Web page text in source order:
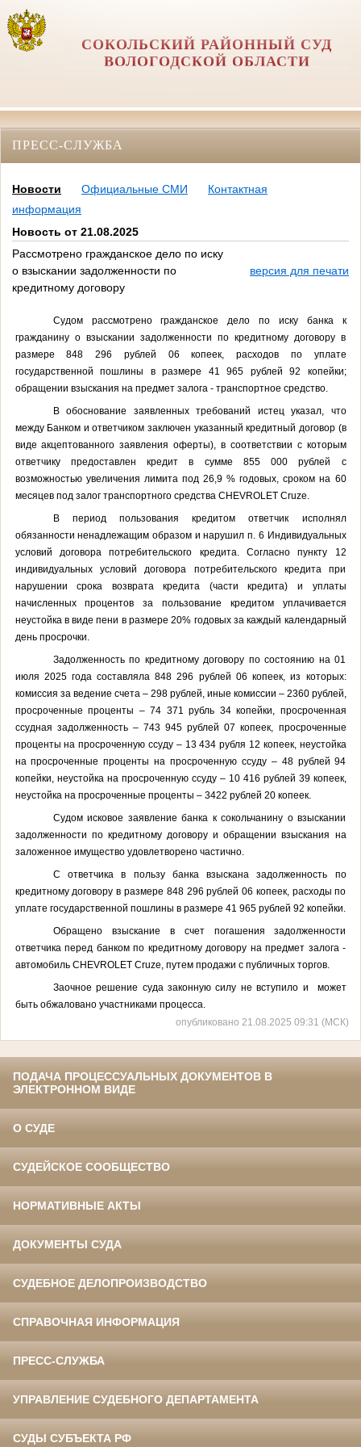
СОКОЛЬСКИЙ РАЙОННЫЙ СУД
ВОЛОГОДСКОЙ ОБЛАСТИ
ПРЕСС-СЛУЖБА
Новости Официальные СМИ
Контактная
информация
Новость от 21.08.2025
Рассмотрено гражданское дело по иску
о взыскании задолженности по
кредитному договору
версия для печати
Судом рассмотрено гражданское дело по иску банка к
гражданину о взыскании задолженности по кредитному договору в
размере 848 296 рублей 06 копеек, расходов по уплате
государственной пошлины в размере 41 965 рублей 92 копейки;
обращении взыскания на предмет залога - транспортное средство.
В обоснование заявленных требований истец указал, что
между Банком и ответчиком заключен указанный кредитный договор (в
виде акцептованного заявления оферты), в соответствии с которым
ответчику предоставлен кредит в сумме 855 000 рублей с
возможностью увеличения лимита под 26,9 % годовых, сроком на 60
месяцев под залог транспортного средства CHEVROLETСruze
В период пользования кредитом ответчик исполнял
обязанности ненадлежащим образом и нарушил п. 6 Индивидуальных
условий договора потребительского кредита. Согласно пункту 12
индивидуальных условий договора потребительского кредита при
нарушении срока возврата кредита (части кредита) и уплаты
начисленных процентов за пользование кредитом уплачивается
неустойка в виде пени в размере 20% годовых за каждый календарный
день просрочки.
Задолженность по кредитному договору по состоянию на 01
июля 2025 года составляла 848 296 рублей 06 копеек, из которых:
комиссия за ведение счета – 298 рублей, иные комиссии – 2360 рублей,
просроченные проценты – 74 371 рубль 34 копейки, просроченная
ссудная задолженность – 743 945 рублей 07 копеек, просроченные
проценты на просроченную ссуду – 13 434 рубля 12 копеек, неустойка
на просроченные проценты на просроченную ссуду – 48 рублей 94
копейки, неустойка на просроченную ссуду – 10 416 рублей 39 копеек,
неустойка на просроченные проценты – 3422 рублей 20 копеек.
Судом исковое заявление банка к сокольчанину о взыскании
задолженности по кредитному договору и обращении взыскания на
заложенное имущество удовлетворено частично.
С ответчика в пользу банка взыскана задолженность по
кредитному договору в размере 848 296 рублей 06 копеек, расходы по
уплате государственной пошлины в размере 41 965 рублей 92 копейки.
Обращено взыскание в счет погашения задолженности
ответчика перед банком по кредитному договору на предмет залога -
автомобиль CHEVROLETСruze , путем продажи с публичных торгов.
Заочное решение суда законную силу не вступило и может
быть обжаловано участниками процесса.
опубликовано 21.08.2025 09:31 (МСК)
ПОДАЧА ПРОЦЕССУАЛЬНЫХ ДОКУМЕНТОВ В
ЭЛЕКТРОННОМ ВИДЕ
О СУДЕ
СУДЕЙСКОЕ СООБЩЕСТВО
НОРМАТИВНЫЕ АКТЫ
ДОКУМЕНТЫ СУДА
СУДЕБНОЕ ДЕЛОПРОИЗВОДСТВО
СПРАВОЧНАЯ ИНФОРМАЦИЯ
ПРЕСС-СЛУЖБА
УПРАВЛЕНИЕ СУДЕБНОГО ДЕПАРТАМЕНТА
СУДЫ СУБЪЕКТА РФ